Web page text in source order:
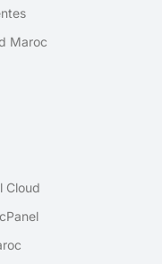
Maroc
Cloud